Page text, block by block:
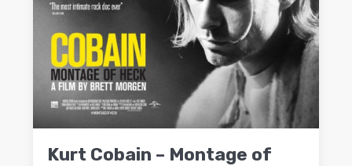
Kurt Cobain – Montage of